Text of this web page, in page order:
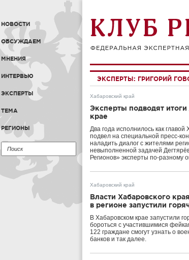
НОВОСТИ
ОБСУЖДАЕМ
МНЕНИЯ
ИНТЕРВЬЮ
ЭКСПЕРТЫ
ТЕМА
РЕГИОНЫ
ЭКСПЕРТЫ: ГРИГОРИЙ
Хабаровский край
Эксперты подводят итоги
крае
Два года исполнилось как
подвел на специальной пресс-
наладить диалог с жителями
невыполненной задачей
Регионов» эксперты по-разному
Хабаровский край
Власти Хабаровского
в регионе запустили
В Хабаровском крае запустили
бороться с участившимися
122 граждане смогут узнать о
банков и так далее.